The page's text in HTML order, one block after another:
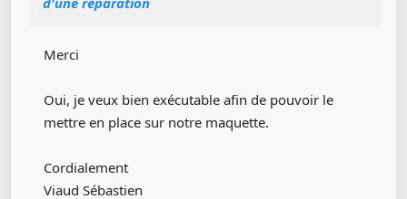
Merci
Oui, je veux bien exécutable afin de pouvoir le
mettre en place sur notre maquette.
Cordialement
Viaud Sébastien